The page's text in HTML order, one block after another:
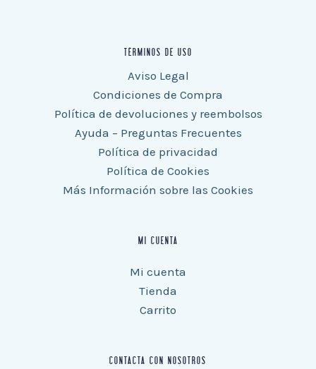
TÉRMINOS DE USO
Aviso Legal
Condiciones de Compra
Política de devoluciones y reembolsos
Ayuda – Preguntas Frecuentes
Política de privacidad
Política de Cookies
Más Información sobre las Cookies
MI CUENTA
Mi cuenta
Tienda
Carrito
CONTACTA CON NOSOTROS